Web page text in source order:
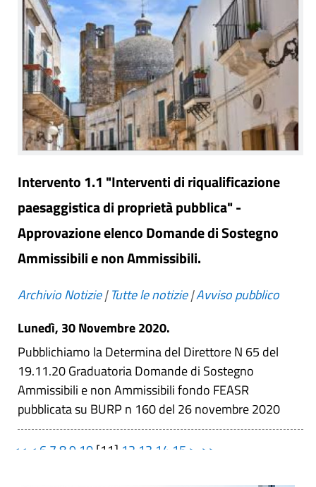
Intervento 1.1 "Interventi di riqualificazione
paesaggistica di proprietà pubblica" -
Approvazione elenco Domande di Sostegno
Ammissibili e non Ammissibili.
Archivio Notizie|Tutte le notizie|Avviso pubblico
Lunedì, 30 Novembre 2020.
Pubblichiamo la Determina del Direttore N 65 del
19.11.20 Graduatoria Domande di Sostegno
Ammissibili e non Ammissibili fondo FEASR
pubblicata su BURP n 160 del 26 novembre 2020
<< < 6 789 10[11] 12 13 14 15 > >>